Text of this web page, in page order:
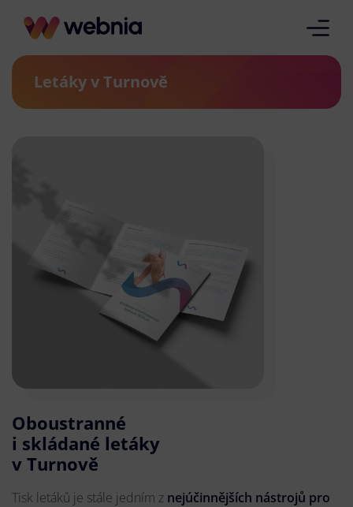
Letáky v Turnově
Oboustranné
i skládané letáky
v Turnově
Tisk letáků je stále jedním z nejúčinnějších nástrojů pro